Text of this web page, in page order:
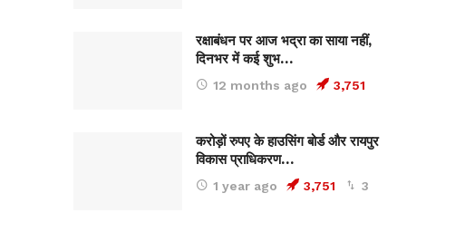
रक्षाबंधन पर आज भद्रा का साया नहीं,
दिनभर में कई शुभ…
12 months ago 3,751
करोड़ों रुपए के हाउसिंग बोर्ड और रायपुर
विकास प्राधिकरण…
1 year ago 3,751 3